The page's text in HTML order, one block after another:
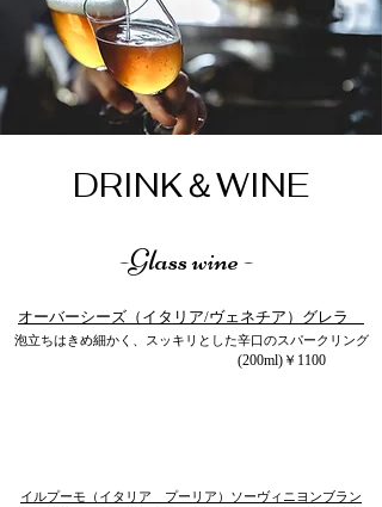
​DRINK＆WINE
-Glass wine -
オーバーシーズ（イタリア/ヴェネチア）グレラ
泡立ちはきめ細かく、スッキリとした辛口のスパークリング
(200ml)￥1100
イルプーモ（イタリア プーリア）ソーヴィニヨンブラン